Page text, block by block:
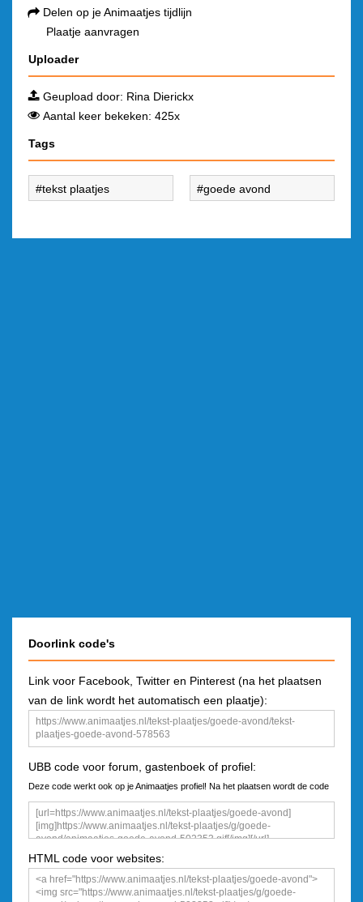
Delen op je Animaatjes tijdlijn
Plaatje aanvragen
Uploader
Geupload door: Rina Dierickx
Aantal keer bekeken: 425x
Tags
tekst plaatjes goede avond
Doorlink code's
Link voor Facebook, Twitter en Pinterest (na het plaatsen
van de link wordt het automatisch een plaatje):
UBB code voor forum, gastenboek of profiel:
Deze code werkt ook op je Animaatjes profiel! Na het plaatsen wordt de code
een plaatje
HTML code voor websites: